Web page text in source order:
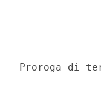
Proroga di